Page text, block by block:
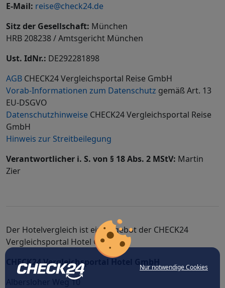
Nur notwendige Cookies
E-Mail: reise@check24.de
Sitz der Gesellschaft: München
HRB 208238 / Amtsgericht München
Ust. IdNr.: DE292281898
AGB CHECK24 Vergleichsportal Reise GmbH
Vorab-Informationen zum Datenschutz gemäß Art. 13
EU-DSGVO
Datenschutzhinweise CHECK24 Vergleichsportal Reise
GmbH
Hinweis zur Streitbeilegung
Verantwortlicher i. S. von § 18 Abs. 2 MStV: Martin
Zier
Der Hotelvergleich ist ein Angebot der CHECK24
Vergleichsportal Hotel GmbH
CHECK24 Vergleichsportal Hotel GmbH
Albersloher Weg 10